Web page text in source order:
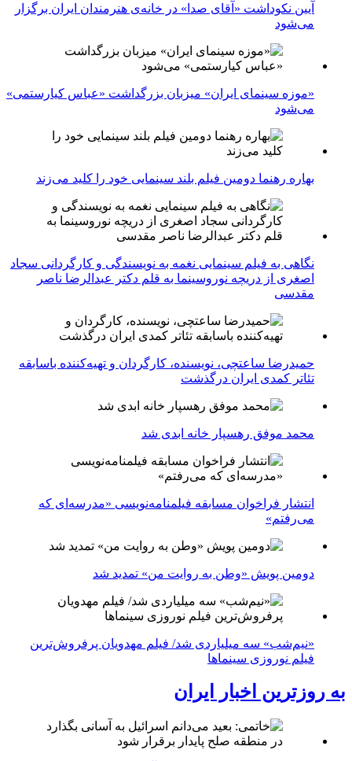
آیین نکوداشت «آقای صدا» در خانه‌ی هنرمندان ایران برگزار
می‌شود
«موزه سینمای ایران» میزبان بزرگداشت «عباس کیارستمی»
می‌شود
بهاره رهنما دومین فیلم بلند سینمایی خود را کلید می‌زند
نگاهی به فیلم سینمایی نغمه به نویسندگی و کارگردانی سجاد
اصغری از دریچه نوروسینما به قلم دکتر عبدالرضا ناصر
مقدسی
حمیدرضا ساعتچی، نویسنده، کارگردان و تهیه‌کننده باسابقه
تئاتر کمدی ایران درگذشت
محمد موفق رهسپار خانه ابدی شد
انتشار فراخوان مسابقه فیلمنامه‌نویسی «مدرسه‌ای که
می‌رفتم»
دومین پویش «وطن به روایت من» تمدید شد
«نیم‌شب» سه میلیاردی شد/ فیلم مهدویان پرفروش‌ترین
فیلم نوروزی سینماها
به روزترین اخبار ایران